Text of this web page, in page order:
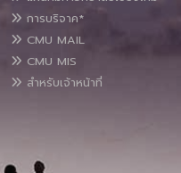
การบริจาค*
CMU MAIL
CMU MIS
สำหรับเจ้าหน้าที่